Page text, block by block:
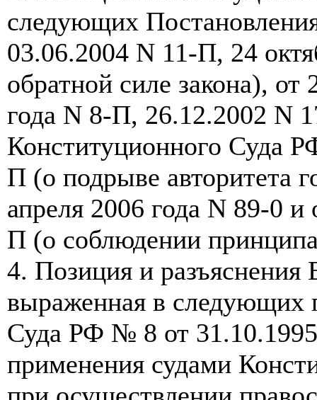
следующих
03.06.2004 N 11-П, 24
обратной силе закона), от
года N 8-П, 26.12.2002 N
Конституционного Суда
П (о подрыве авторитета
апреля 2006 года N 89-0
П (о соблюдении
4. Позиция и
выраженная в следующих
Суда РФ № 8 от
применения судами